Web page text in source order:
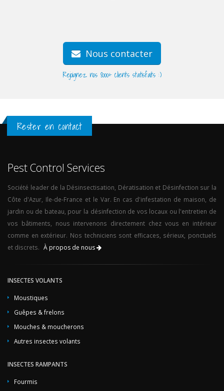
Nous contacter
Rejoignez nos 8000+ clients statisfaits :)
Rester en contact
Pest Control Services
Société leader de la Désinsectisation, Dératisation et Désinfection sur la
Côte d'Azur, Ile-de-France et le Var. En cas d'infestation de maison, de
jardin ou de bateau, pour la désinfection de vos locaux ou l'entretien de
vos bâtiments, nous intervenons directement chez vous en intérieur
comme en extérieur. Nos techniciens sont efficaces, sérieux, ponctuels
et discrets. À propos de nous
INSECTES VOLANTS
Moustiques
Guêpes & frelons
Mouches & moucherons
Autres insectes volants
INSECTES RAMPANTS
Fourmis